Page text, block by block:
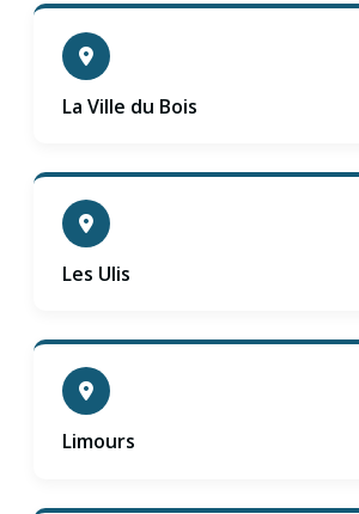
La Ville du Bois
Les Ulis
Limours